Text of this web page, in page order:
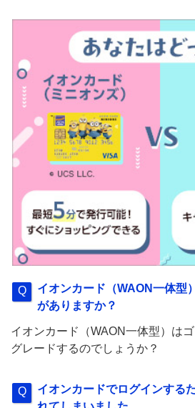
イオンカード（WAON一体型
がありますか？
イオンカード（WAON一体型）は
グレードするのでしょうか？
イオンカードでログインする